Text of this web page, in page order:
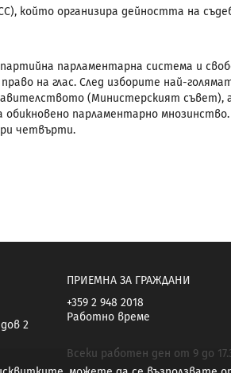
който организира дейността на
парламентарна система и
на глас. След изборите най-
(Министерският съвет),
обикновено парламентарно
четвърти.
2
ПРИЕМНА ЗА ГРАЖДАНИ
+359 2 948 2018
Работно време
Всеки работен ден от 9 до